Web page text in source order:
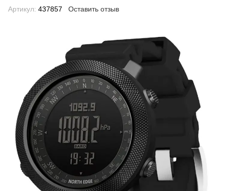
Артикул: 437857 Оставить отзыв